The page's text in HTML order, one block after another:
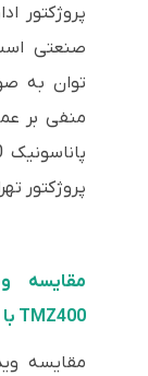
پروژکتور
صنعتی
منفی بر
پروژکتور
TMZ400 با محصولات مشابه